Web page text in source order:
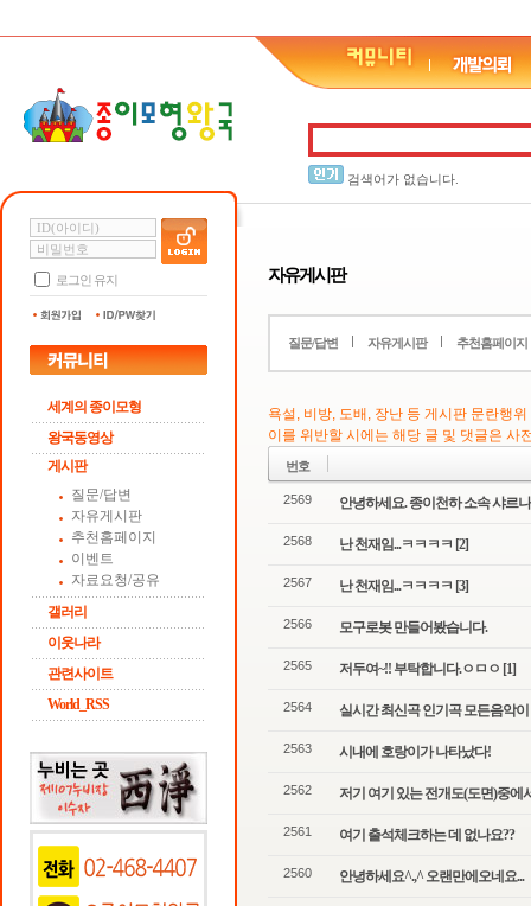
검색어가 없습니다.
로그인 유지
세계의 종이모형
왕국동영상
게시판
질문/답변
자유게시판
추천홈페이지
이벤트
자료요청/공유
갤러리
이웃나라
관련사이트
World_RSS
자유게시판
질문/답변 자유게시판 추천홈페이지
욕설, 비방, 도배, 장난 등 게시판 문란행
이를 위반할 시에는 해당 글 및 댓글은 사
번호
2569 안녕하세요. 종이천하 소속 샤르
2568 난 천재임...ㅋㅋㅋㅋ [2]
2567 난 천재임...ㅋㅋㅋㅋ [3]
2566 모구로봇 만들어봤습니다.
2565 저두여~!! 부탁합니다.ㅇㅁㅇ [1]
2564 실시간 최신곡 인기곡 모든음악
2563 시내에 호랑이가 나타났다!
2562 저기 여기 있는 전개도(도면)중에
2561 여기 출석체크하는 데 없나요??
2560 안녕하세요^.,^ 오랜만에오네요...